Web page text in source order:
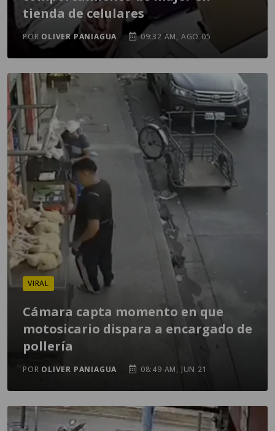
tienda de celulares
POR OLIVER PANIAGUA 09:32 AM, AGO 05
VIRAL
Cámara capta momento en que
motosicario dispara a encargado de
pollería
POR OLIVER PANIAGUA 08:49 AM, JUN 21